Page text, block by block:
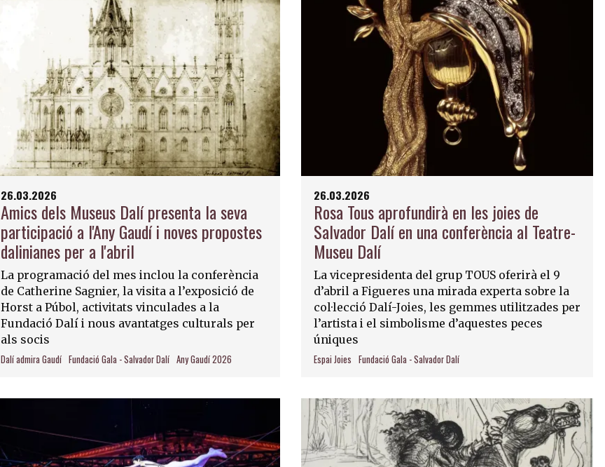
26.03.2026
Amics dels Museus Dalí presenta la seva
participació a l'Any Gaudí i noves propostes
dalinianes per a l'abril
La programació del mes inclou la conferència
de Catherine Sagnier, la visita a l’exposició de
Horst a Púbol, activitats vinculades a la
Fundació Dalí i nous avantatges culturals per
als socis
Dalí admira Gaudí Fundació Gala - Salvador Dalí Any Gaudí 2026
26.03.2026
Rosa Tous aprofundirà en les joies de
Salvador Dalí en una conferència al Teatre-
Museu Dalí
La vicepresidenta del grup TOUS oferirà el 9
d’abril a Figueres una mirada experta sobre la
col·lecció Dalí-Joies, les gemmes utilitzades per
l’artista i el simbolisme d’aquestes peces
úniques
Espai Joies Fundació Gala - Salvador Dalí